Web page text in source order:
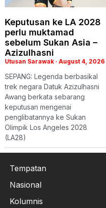
Keputusan ke LA 2028
perlu muktamad
sebelum Sukan Asia –
Azizulhasni
Utusan Sarawak August 4, 2026
SEPANG: Legenda berbasikal
trek negara Datuk Azizulhasni
Awang berkata sebarang
keputusan mengenai
penglibatannya ke Sukan
Olimpik Los Angeles 2028
(LA28)
Tempatan
Nasional
Kolumnis